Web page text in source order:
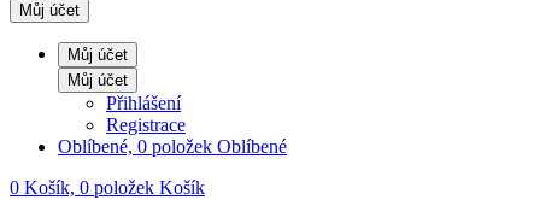
Můj účet
Můj účet
Můj účet
Přihlášení
Registrace
Oblíbené, 0 položek Oblíbené
0 Košík, 0 položek Košík